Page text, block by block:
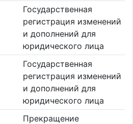
Государственная
регистрация изменений
и дополнений для
юридического лица
Государственная
регистрация изменений
и дополнений для
юридического лица
Прекращение